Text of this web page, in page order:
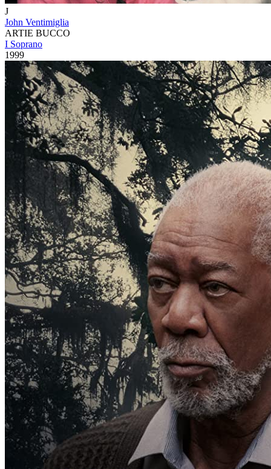
J
John Ventimiglia
ARTIE BUCCO
I Soprano
1999